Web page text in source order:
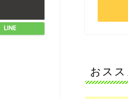
おス